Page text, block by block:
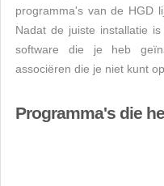
programma's van de HGD
Nadat de juiste installatie
software die je heb
associëren die je niet kunt
Programma's die